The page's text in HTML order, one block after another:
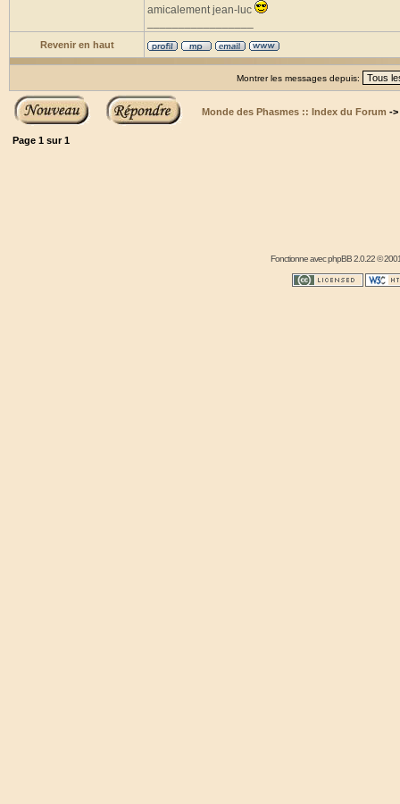
amicalement jean-luc
Revenir en haut
Montrer les messages depuis:
Monde des Phasmes :: Index du Forum ->
Page 1 sur1
Fonctionne avecphpBB2.0.22 ©